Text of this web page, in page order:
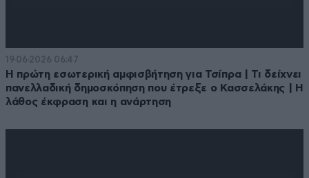
19·06·2026 06:47
Η πρώτη εσωτερική αμφισβήτηση για Τσίπρα | Τι δείχνει
πανελλαδική δημοσκόπηση που έτρεξε ο Κασσελάκης | Η
λάθος έκφραση και η ανάρτηση